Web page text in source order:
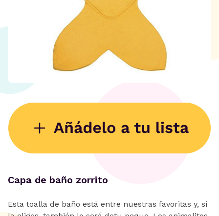
Capa de baño zorrito
Esta toalla de baño está entre nuestras favoritas y, si